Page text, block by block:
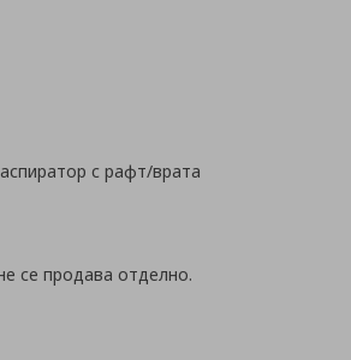
с рафт/врата
се продава отделно.